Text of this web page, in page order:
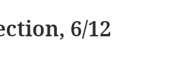
6/12